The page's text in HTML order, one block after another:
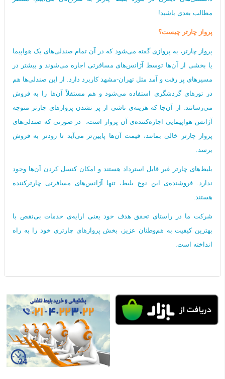
مطالب بعدی باشید!
پرواز چارتر چیست؟
پرواز چارتر، به پروازی گفته می‌شود که در آن تمام صندلی‌های یک هواپیما
یا بخشی از آن‌ها توسط آژانس‌های مسافرتی اجاره می‌شوند و بیشتر در
مسیرهای پر رفت و آمد مثل تهران-مشهد کاربرد دارد. از این صندلی‌ها هم
در تورهای گردشگری استفاده می‌شود و هم مستقلاً آن‌ها را به فروش
می‌رسانند. از آن‌جا که هزینه‌ی ناشی از پر نشدن پروازهای چارتر متوجه
آژانس هواپیمایی اجاره‌کننده‌ی آن پرواز است، در صورتی که صندلی‌های
پرواز چارتر خالی بمانند، قیمت آن‌ها پایین‌تر می‌آید تا زودتر به فروش
برسد.
بلیط‌های چارتر غیر قابل استرداد هستند و امکان کنسل کردن آن‌ها وجود
ندارد. فروشنده‌ی این نوع بلیط، تنها آژانس‌های مسافرتی چارترکننده
هستند.
شرکت ما در راستای تحقق هدف خود یعنی ارایه‌ی خدمات بی‌نقص با
بهترین کیفیت به هم‌وطنان عزیز، بخش پروازهای چارتری خود را به راه
انداخته است.